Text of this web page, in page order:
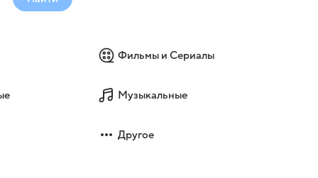
Фильмы и Сериалы
Музыкальные
Другое